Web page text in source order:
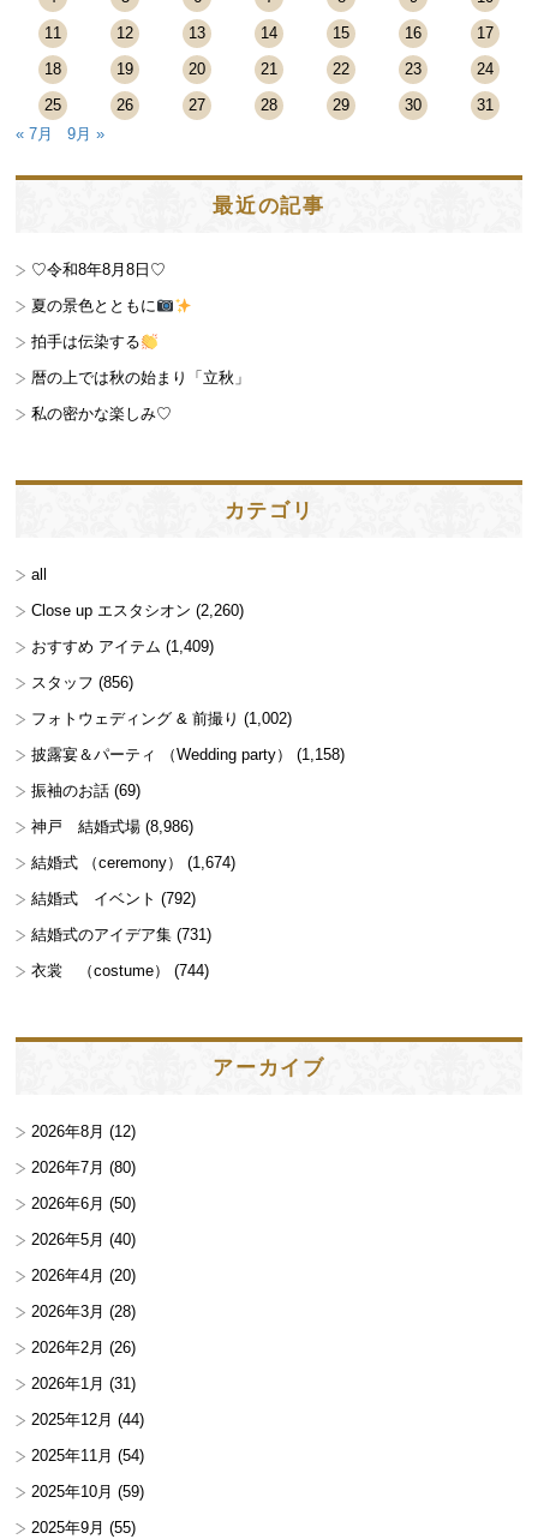
11
12 13 14 15 16
17
18
19 20 21 22 23
24
25
26 27 28 29 30
31
« 7月
9月 »
最近の記事
♡令和8年8月8日♡
夏の景色とともに
拍手は伝染する
暦の上では秋の始まり「立秋」
私の密かな楽しみ♡
カテゴリ
all
Close up エスタシオン (2,260)
おすすめ アイテム (1,409)
スタッフ (856)
フォトウェディング & 前撮り (1,002)
披露宴＆パーティ （Wedding party）
(1,158)
振袖のお話 (69)
神戸 結婚式場 (8,986)
結婚式 （ceremony）
(1,674)
結婚式 イベント (792)
結婚式のアイデア集 (731)
衣裳 （costume）
(744)
アーカイブ
2026年8月 (12)
2026年7月 (80)
2026年6月 (50)
2026年5月 (40)
2026年4月 (20)
2026年3月 (28)
2026年2月 (26)
2026年1月 (31)
2025年12月 (44)
2025年11月 (54)
2025年10月 (59)
2025年9月 (55)